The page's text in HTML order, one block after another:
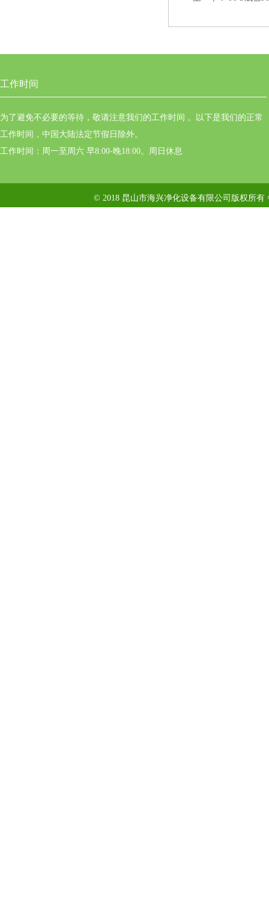
工作时间
为了避免不必要的等待，敬请注意我们的工作时间 。以下是我们的正常
工作时间，中国大陆法定节假日除外。
工作时间：周一至周六 早8:00-晚18:00。周日休息
© 2018 昆山市海兴净化设备有限公司版权所有